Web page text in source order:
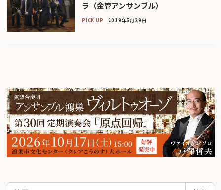
ラ（金管アンサンブル）
PICK UP 2019年5月29日
検